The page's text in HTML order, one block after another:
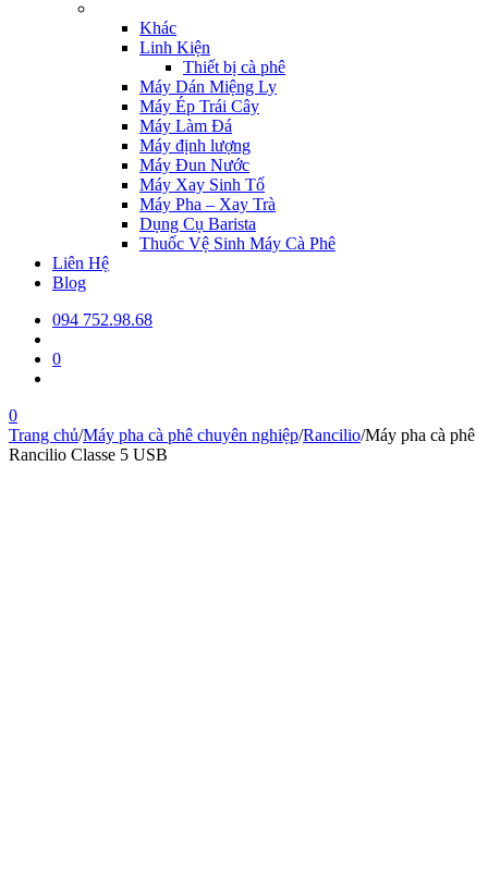
Khác
Linh Kiện
Thiết bị cà phê
Máy Dán Miệng Ly
Máy Ép Trái Cây
Máy Làm Đá
Máy định lượng
Máy Đun Nước
Máy Xay Sinh Tố
Máy Pha – Xay Trà
Dụng Cụ Barista
Thuốc Vệ Sinh Máy Cà Phê
Liên Hệ
Blog
094 752.98.68
0
0
Trang chủ/Máy pha cà phê chuyên nghiệp/Rancilio/Máy pha cà phê
Rancilio Classe 5 USB